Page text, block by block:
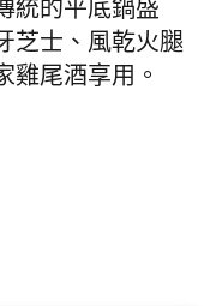
統的平底鍋盛
芝士、風乾火腿
雞尾酒享用。